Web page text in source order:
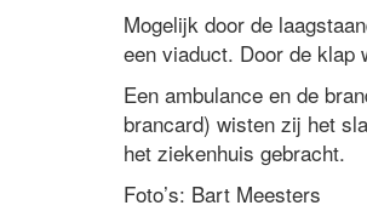
Mogelijk door de
een viaduct. Door de klap
Een ambulance en de
brancard) wisten zij het
het ziekenhuis gebracht.
Foto’s: Bart Meesters